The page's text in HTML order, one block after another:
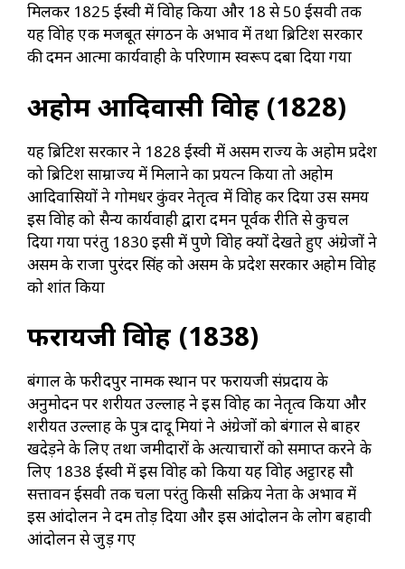
मिलकर 1825 ईस्वी में विद्रोह किया और 18 से 50 ईसवी तक
यह विद्रोह एक मजबूत संगठन के अभाव में तथा ब्रिटिश सरकार
की दमन आत्मा कार्यवाही के परिणाम स्वरूप दबा दिया गया
अहोम आदिवासी विद्रोह (1828)
यह ब्रिटिश सरकार ने 1828 ईस्वी में असम राज्य के अहोम प्रदेश
को ब्रिटिश साम्राज्य में मिलाने का प्रयत्न किया तो अहोम
आदिवासियों ने गोमधर कुंवर नेतृत्व में विद्रोह कर दिया उस समय
इस विद्रोह को सैन्य कार्यवाही द्वारा दमन पूर्वक रीति से कुचल
दिया गया परंतु 1830 इसी में पुणे विद्रोह क्यों देखते हुए अंग्रेजों ने
असम के राजा पुरंदर सिंह को असम के प्रदेश सरकार अहोम विद्रोह
को शांत किया
फरायजी विद्रोह (1838)
बंगाल के फरीदपुर नामक स्थान पर फरायजी संप्रदाय के
अनुमोदन पर शरीयत उल्लाह ने इस विद्रोह का नेतृत्व किया और
शरीयत उल्लाह के पुत्र दादू मियां ने अंग्रेजों को बंगाल से बाहर
खदेड़ने के लिए तथा जमीदारों के अत्याचारों को समाप्त करने के
लिए 1838 ईस्वी में इस विद्रोह को किया यह विद्रोह अट्ठारह सौ
सत्तावन ईसवी तक चला परंतु किसी सक्रिय नेता के अभाव में
इस आंदोलन ने दम तोड़ दिया और इस आंदोलन के लोग बहावी
आंदोलन से जुड़ गए